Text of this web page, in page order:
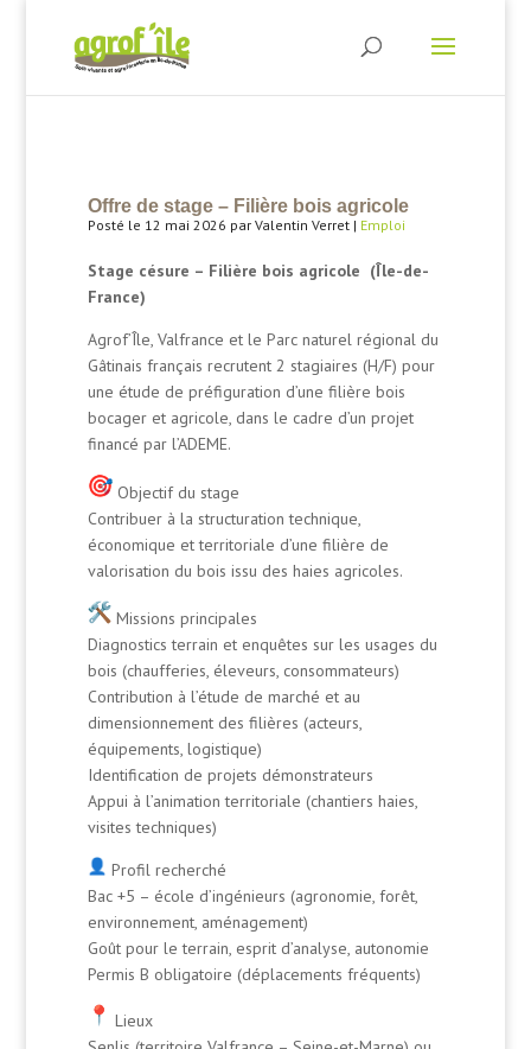
Offre de stage – Filière bois agricole
Posté le 12 mai 2026 par Valentin Verret | Emploi
Stage césure – Filière bois agricole (Île-de-
France)
Agrof’Île, Valfrance et le Parc naturel régional du
Gâtinais français recrutent 2 stagiaires (H/F) pour
une étude de préfiguration d’une filière bois
bocager et agricole, dans le cadre d’un projet
financé par l’ADEME.
Objectif du stage
Contribuer à la structuration technique,
économique et territoriale d’une filière de
valorisation du bois issu des haies agricoles.
Missions principales
Diagnostics terrain et enquêtes sur les usages du
bois (chaufferies, éleveurs, consommateurs)
Contribution à l’étude de marché et au
dimensionnement des filières (acteurs,
équipements, logistique)
Identification de projets démonstrateurs
Appui à l’animation territoriale (chantiers haies,
visites techniques)
Profil recherché
Bac +5 – école d’ingénieurs (agronomie, forêt,
environnement, aménagement)
Goût pour le terrain, esprit d’analyse, autonomie
Permis B obligatoire (déplacements fréquents)
Lieux